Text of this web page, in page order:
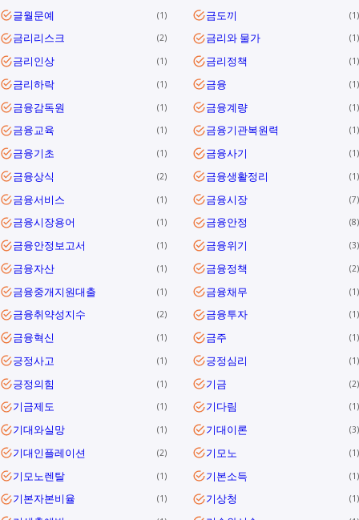
글월문예 1 금도끼 1
금리리스크 2 금리와 물가 1
금리인상 1 금리정책 1
금리하락 1 금융 1
금융감독원 1 금융계량 1
금융교육 1 금융기관복원력 1
금융기초 1 금융사기 1
금융상식 2 금융생활정리 1
금융서비스 1 금융시장 7
금융시장용어 1 금융안정 8
금융안정보고서 1 금융위기 3
금융자산 1 금융정책 2
금융중개지원대출 1 금융채무 1
금융취약성지수 2 금융투자 1
금융혁신 1 금주 1
긍정사고 1 긍정심리 1
긍정의힘 1 기금 2
기금제도 1 기다림 1
기대와실망 1 기대이론 3
기대인플레이션 2 기모노 1
기모노렌탈 1 기본소득 1
기본자본비율 1 기상청 1